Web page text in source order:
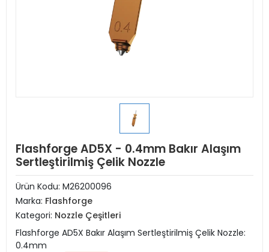
Flashforge AD5X - 0.4mm Bakır Alaşım
Sertleştirilmiş Çelik Nozzle
Ürün Kodu: M26200096
Marka: Flashforge
Kategori: Nozzle Çeşitleri
Flashforge AD5X Bakır Alaşım Sertleştirilmiş Çelik Nozzle:
0.4mm